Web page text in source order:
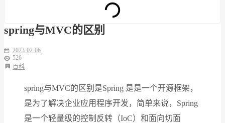
spring与MVC的区别
2023-02-06
526
百科
spring与MVC的区别是Spring 是是一个开源框架，
是为了解决企业应用程序开发，简单来说，Spring
是一个轻量级的控制反转（IoC）和面向切面